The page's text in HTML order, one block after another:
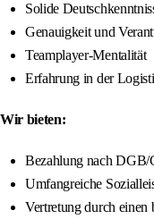
Solide
Genauigkeit und
Teamplayer-Mentalität
Erfahrung in der
Wir bieten:
Bezahlung nach DGB/
Umfangreiche
Vertretung durch einen